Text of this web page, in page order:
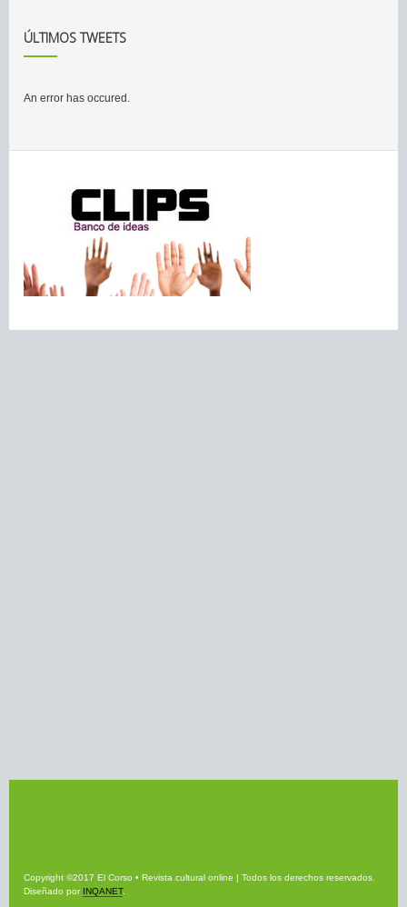
ÚLTIMOS TWEETS
An error has occured.
Copyright ©2017 El Corso • Revista cultural online | Todos los derechos reservados.
Diseñado por INQANET.